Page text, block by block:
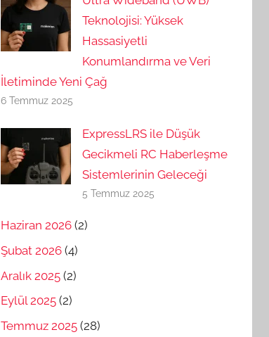
Teknolojisi: Yüksek
Hassasiyetli
Konumlandırma ve Veri
İletiminde Yeni Çağ
6 Temmuz 2025
ExpressLRS ile Düşük
Gecikmeli RC Haberleşme
Sistemlerinin Geleceği
5 Temmuz 2025
Haziran 2026 (2)
Şubat 2026 (4)
Aralık 2025 (2)
Eylül 2025 (2)
Temmuz 2025 (28)